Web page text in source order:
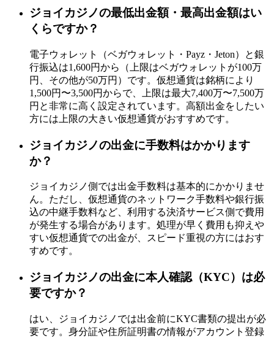
ジョイカジノの最低出金額・最高出金額はい
くらですか？
電子ウォレット（ベガウォレット・Payz・Jeton）と銀
行振込は1,600円から（上限はベガウォレットが100万
円、その他が50万円）です。仮想通貨は銘柄により
1,500円〜3,500円からで、上限は最大7,400万〜7,500万
円と非常に高く設定されています。高額出金をしたい
方には上限の大きい仮想通貨がおすすめです。
ジョイカジノの出金に手数料はかかります
か？
ジョイカジノ側では出金手数料は基本的にかかりませ
ん。ただし、仮想通貨のネットワーク手数料や銀行振
込の中継手数料など、利用する決済サービス側で費用
が発生する場合があります。処理が早く費用も抑えや
すい仮想通貨での出金が、スピード重視の方にはおす
すめです。
ジョイカジノの出金に本人確認（KYC）は必
要ですか？
はい、ジョイカジノでは出金前にKYC書類の提出が必
要です。身分証や住所証明書の情報がアカウント登録